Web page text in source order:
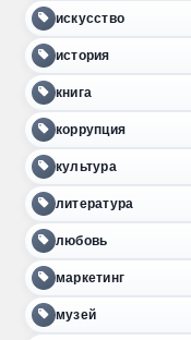
искусство
история
книга
коррупция
культура
литература
любовь
маркетинг
музей